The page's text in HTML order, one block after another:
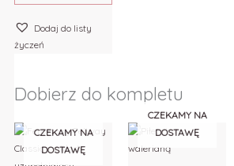
Dodaj do listy
życzeń
Dobierz do kompletu
CZEKAMY NA
DOSTAWĘ
CZEKAMY NA
DOSTAWĘ